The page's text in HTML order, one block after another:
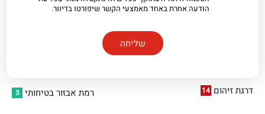
הודעה אחרת באחד מאמצעי הקשר שיפורטו בדיוור.
דרגת זיהום 14 רמת אבזור בטיחותי 3